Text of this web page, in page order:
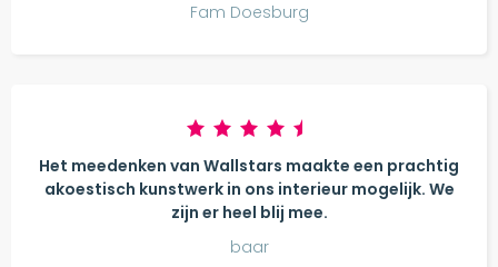
Fam Doesburg
Het meedenken van Wallstars maakte een prachtig
akoestisch kunstwerk in ons interieur mogelijk. We
zijn er heel blij mee.
baar